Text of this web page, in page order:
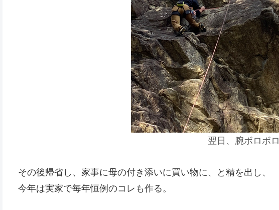
翌日、腕ボロボロ
その後帰省し、家事に母の付き添いに買い物に、と精を出し、
今年は実家で毎年恒例のコレも作る。